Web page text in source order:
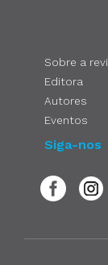
Sobre a
Editora
Autores
Eventos
Siga-nos